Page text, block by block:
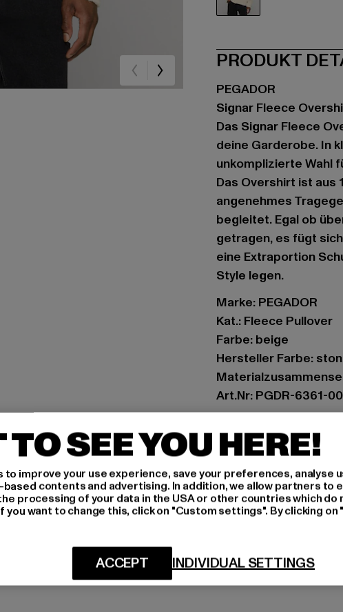
PRODUKT
PEGADOR
Signar Fleece
Das Signar Fleece
deine Garderobe. In
unkomplizierte Wahl
Das Overshirt ist
angenehmes
begleitet. Egal ob
getragen, es fügt
eine Extraportion
Style legen.
Marke: PEGADOR
Kat.: Fleece Pullover
Farbe: beige
Hersteller Farbe:
Art.Nr: PGDR-6361-
Hersteller: The Mad
Hollefeldstraße 16 |
GRÖSSE
LIEFERUNG &
SEE YOU HERE!
to improve your use experience, save your preferences, analyse
contents and advertising. In addition, we allow partners to
processing of your data in the USA or other countries which do
want to change this, click on "Custom settings". By clicking
INDIVIDUAL SETTINGS
ACCEPT